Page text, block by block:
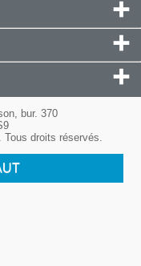
bur. 370
droits réservés.